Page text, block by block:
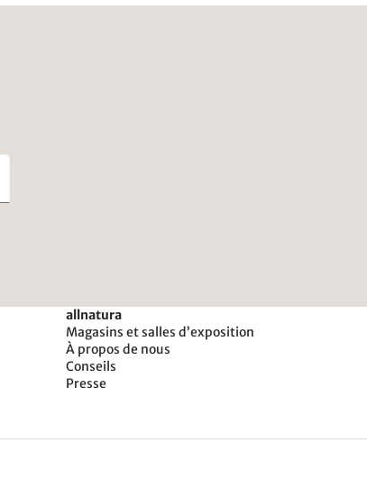
allnatura
Magasins et salles d’exposition
À propos de nous
Conseils
Presse